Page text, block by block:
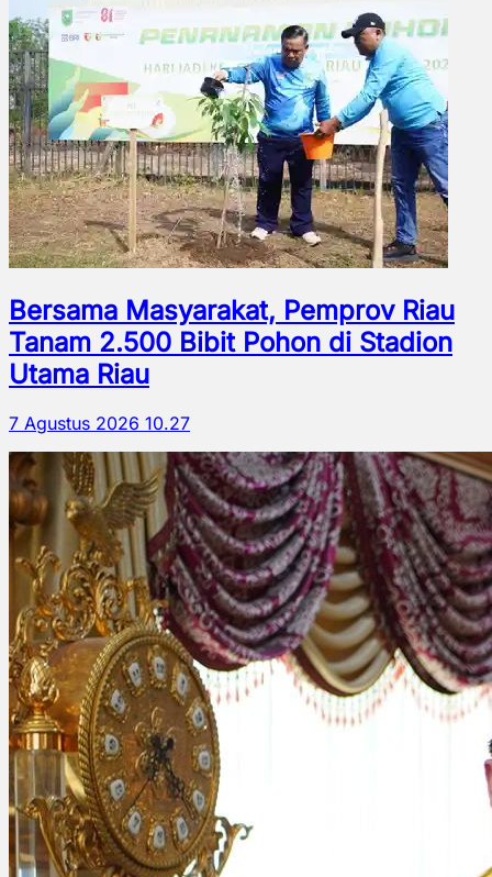
Bersama Masyarakat, Pemprov Riau
Tanam 2.500 Bibit Pohon di Stadion
Utama Riau
7 Agustus 2026 10.27